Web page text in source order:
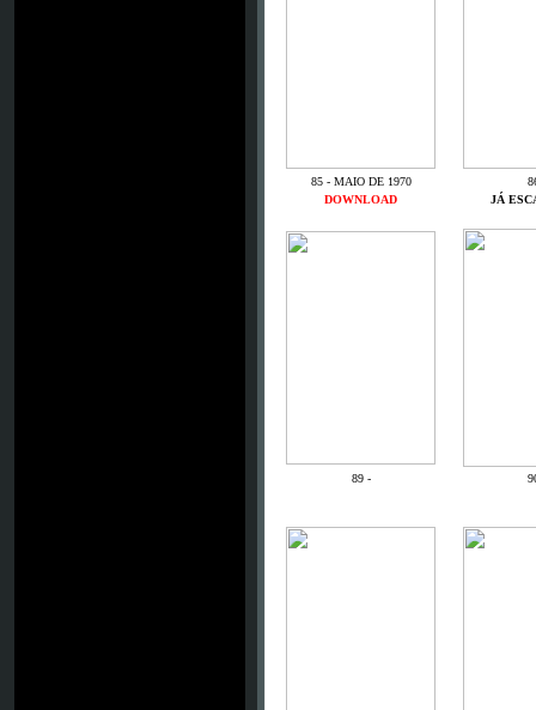
85 - MAIO DE 1970
DOWNLOAD
JÁ
89 -